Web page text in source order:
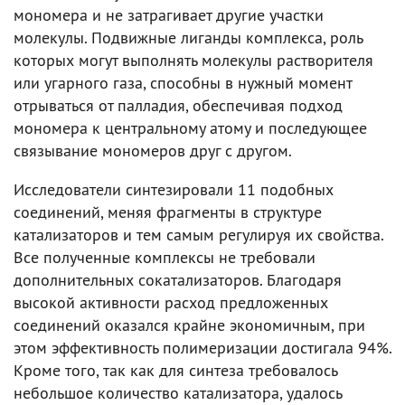
мономера и не затрагивает другие участки
молекулы. Подвижные лиганды комплекса, роль
которых могут выполнять молекулы растворителя
или угарного газа, способны в нужный момент
отрываться от палладия, обеспечивая подход
мономера к центральному атому и последующее
связывание мономеров друг с другом.
Исследователи синтезировали 11 подобных
соединений, меняя фрагменты в структуре
катализаторов и тем самым регулируя их свойства.
Все полученные комплексы не требовали
дополнительных сокатализаторов. Благодаря
высокой активности расход предложенных
соединений оказался крайне экономичным, при
этом эффективность полимеризации достигала 94%.
Кроме того, так как для синтеза требовалось
небольшое количество катализатора, удалось